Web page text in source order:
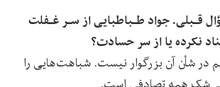
قـبلی. جواد‌ طـباطبایی‌ از‌ سـر غـفلت
نکرده یا از سر حسادت؟
در شأن آن بزرگوار نیست. شباهت‌هایی را‌